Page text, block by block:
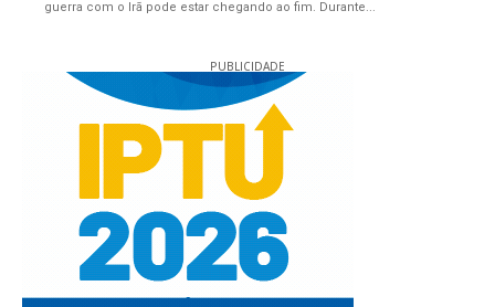
guerra com o Irã pode estar chegando ao fim. Durante...
PUBLICIDADE